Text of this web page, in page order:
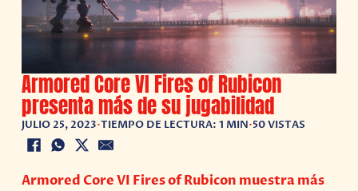
Armored Core VI Fires of Rubicon
presenta más de su jugabilidad
JULIO 25, 2023•TIEMPO DE LECTURA: 1 MIN•50 VISTAS
Armored Core VI Fires of Rubicon muestra más